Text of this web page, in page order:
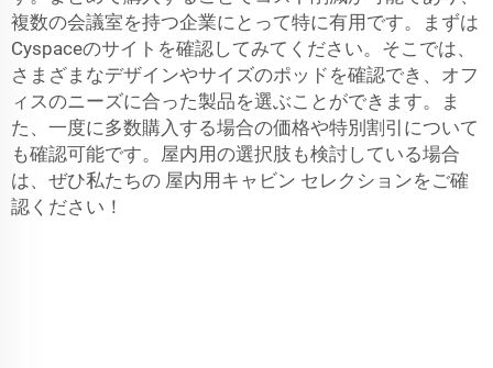
複数の会議室を持つ企業にとって特に有用です。まずは
Cyspaceのサイトを確認してみてください。そこでは、
さまざまなデザインやサイズのポッドを確認でき、オフ
ィスのニーズに合った製品を選ぶことができます。ま
た、一度に多数購入する場合の価格や特別割引について
も確認可能です。屋内用の選択肢も検討している場合
は、ぜひ私たちの 屋内用キャビン セレクションをご確
認ください！